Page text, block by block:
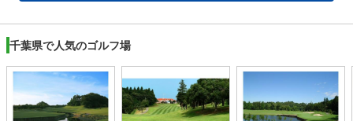
千葉県で人気のゴルフ場